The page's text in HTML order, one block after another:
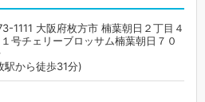
1111 大阪府枚方市 楠葉朝日２丁目４
号チェリーブロッサム楠葉朝日７０
駅から徒歩31分)